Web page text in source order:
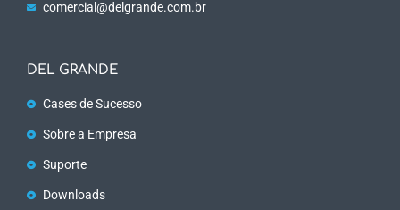
comercial@delgrande.com.br
DEL GRANDE
Cases de Sucesso
Sobre a Empresa
Suporte
Downloads